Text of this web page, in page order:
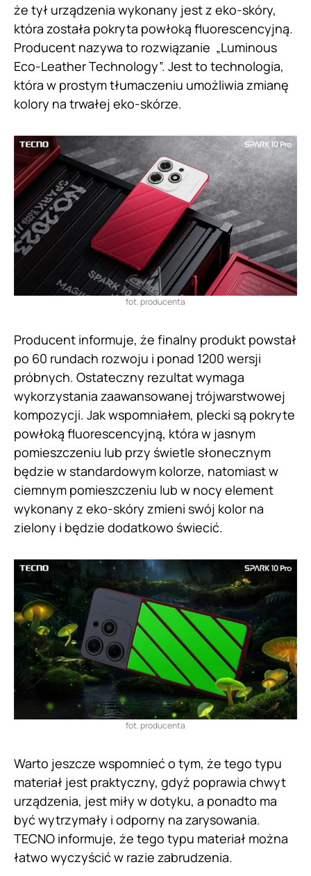
że tył urządzenia wykonany jest z eko-skóry,
która została pokryta powłoką fluorescencyjną.
Producent nazywa to rozwiązanie „Luminous
Eco-Leather Technology”. Jest to technologia,
która w prostym tłumaczeniu umożliwia zmianę
kolory na trwałej eko-skórze.
fot. producenta
Producent informuje, że finalny produkt powstał
po 60 rundach rozwoju i ponad 1200 wersji
próbnych. Ostateczny rezultat wymaga
wykorzystania zaawansowanej trójwarstwowej
kompozycji. Jak wspomniałem, plecki są pokryte
powłoką fluorescencyjną, która w jasnym
pomieszczeniu lub przy świetle słonecznym
będzie w standardowym kolorze, natomiast w
ciemnym pomieszczeniu lub w nocy element
wykonany z eko-skóry zmieni swój kolor na
zielony i będzie dodatkowo świecić.
fot. producenta
Warto jeszcze wspomnieć o tym, że tego typu
materiał jest praktyczny, gdyż poprawia chwyt
urządzenia, jest miły w dotyku, a ponadto ma
być wytrzymały i odporny na zarysowania.
TECNO informuje, że tego typu materiał można
łatwo wyczyścić w razie zabrudzenia.